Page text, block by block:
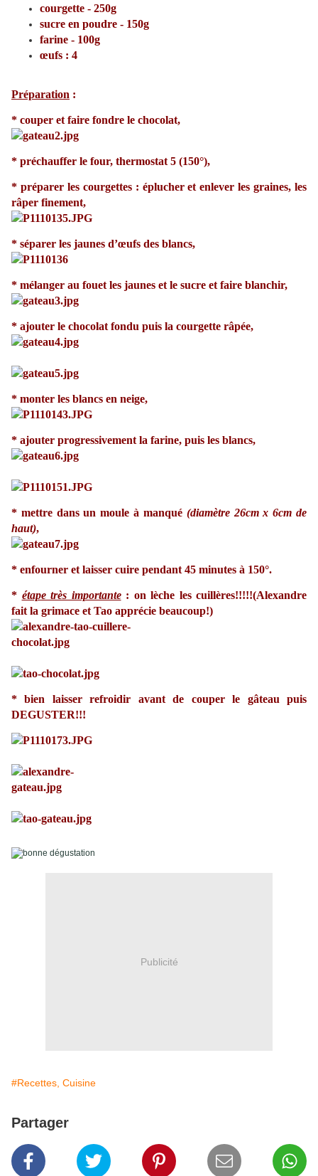
courgette - 250g
sucre en poudre - 150g
farine - 100g
œufs : 4
Préparation :
* couper et faire fondre le chocolat,
* préchauffer le four, thermostat 5 (150°),
* préparer les courgettes : éplucher et enlever les graines, les
râper finement,
* séparer les jaunes d’œufs des blancs,
* mélanger au fouet les jaunes et le sucre et faire blanchir,
* ajouter le chocolat fondu puis la courgette râpée,
* monter les blancs en neige,
* ajouter progressivement la farine, puis les blancs,
* mettre dans un moule à manqué (diamètre 26cm x 6cm de
haut),
* enfourner et laisser cuire pendant 45 minutes à 150°.
* étape très importante: on lèche les cuillères!!!!!(Alexandre
fait la grimace et Tao apprécie beaucoup!)
* bien laisser refroidir avant de couper le gâteau puis
DEGUSTER!!!
Publicité
#Recettes, Cuisine
Partager